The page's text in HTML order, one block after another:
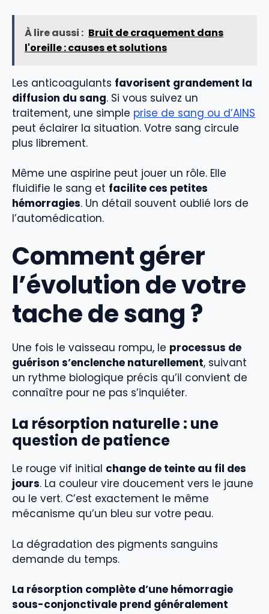
À lire aussi : Bruit de craquement dans
l'oreille : causes et solutions
Les anticoagulants favorisent grandement la
diffusion du sang. Si vous suivez un
traitement, une simple prise de sang ou d’AINS
peut éclairer la situation. Votre sang circule
plus librement.
Même une aspirine peut jouer un rôle. Elle
fluidifie le sang et facilite ces petites
hémorragies. Un détail souvent oublié lors de
l’automédication.
Comment gérer
l’évolution de votre
tache de sang ?
Une fois le vaisseau rompu, le processus de
guérison s’enclenche naturellement, suivant
un rythme biologique précis qu’il convient de
connaître pour ne pas s’inquiéter.
La résorption naturelle : une
question de patience
Le rouge vif initial change de teinte au fil des
jours. La couleur vire doucement vers le jaune
ou le vert. C’est exactement le même
mécanisme qu’un bleu sur votre peau.
La dégradation des pigments sanguins
demande du temps.
La résorption complète d’une hémorragie
sous-conjonctivale prend généralement